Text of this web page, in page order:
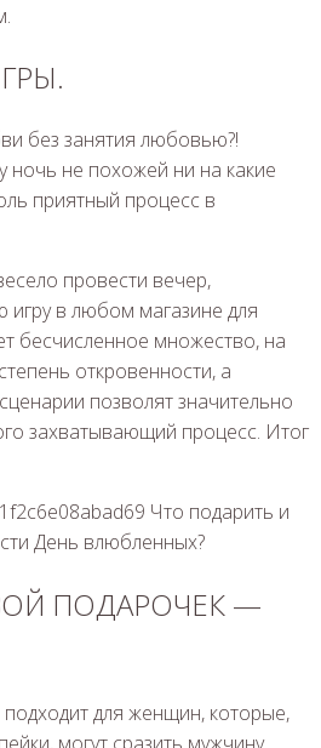
без занятия любовью?!
ночь не похожей ни на какие
приятный процесс в
провести вечер,
игру в любом магазине для
бесчисленное множество, на
откровенности, а
позволят значительно
захватывающий процесс. Итог
ПОДАРОЧЕК —
для женщин, которые,